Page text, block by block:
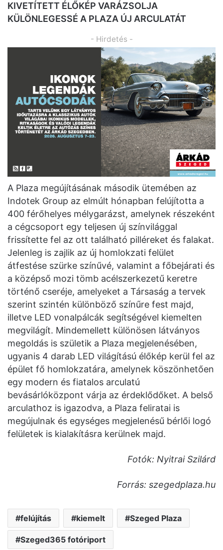
KIVETÍTETT ÉLŐKÉP VARÁZSOLJA
KÜLÖNLEGESSÉ A PLAZA ÚJ ARCULATÁT
- Hirdetés -
A Plaza megújításának második ütemében az
Indotek Group az elmúlt hónapban felújította a
400 férőhelyes mélygarázst, amelynek részeként
a cégcsoport egy teljesen új színvilággal
frissítette fel az ott található pilléreket és falakat.
Jelenleg is zajlik az új homlokzati felület
átfestése szürke színűvé, valamint a főbejárati és
a középső mozi tömb acélszerkezetű keretre
történő cseréje, amelyeket a Társaság a tervek
szerint szintén különböző színűre fest majd,
illetve LED vonalpálcák segítségével kiemelten
megvilágít. Mindemellett különösen látványos
megoldás is születik a Plaza megjelenésében,
ugyanis 4 darab LED világítású élőkép kerül fel az
épület fő homlokzatára, amelynek köszönhetően
egy modern és fiatalos arculatú
bevásárlóközpont várja az érdeklődőket. A belső
arculathoz is igazodva, a Plaza feliratai is
megújulnak és egységes megjelenésű bérlői logó
felületek is kialakításra kerülnek majd.
Fotók: Nyitrai Szilárd
Forrás: szegedplaza.hu
felújítás kiemelt Szeged Plaza
Szeged365 fotóriport